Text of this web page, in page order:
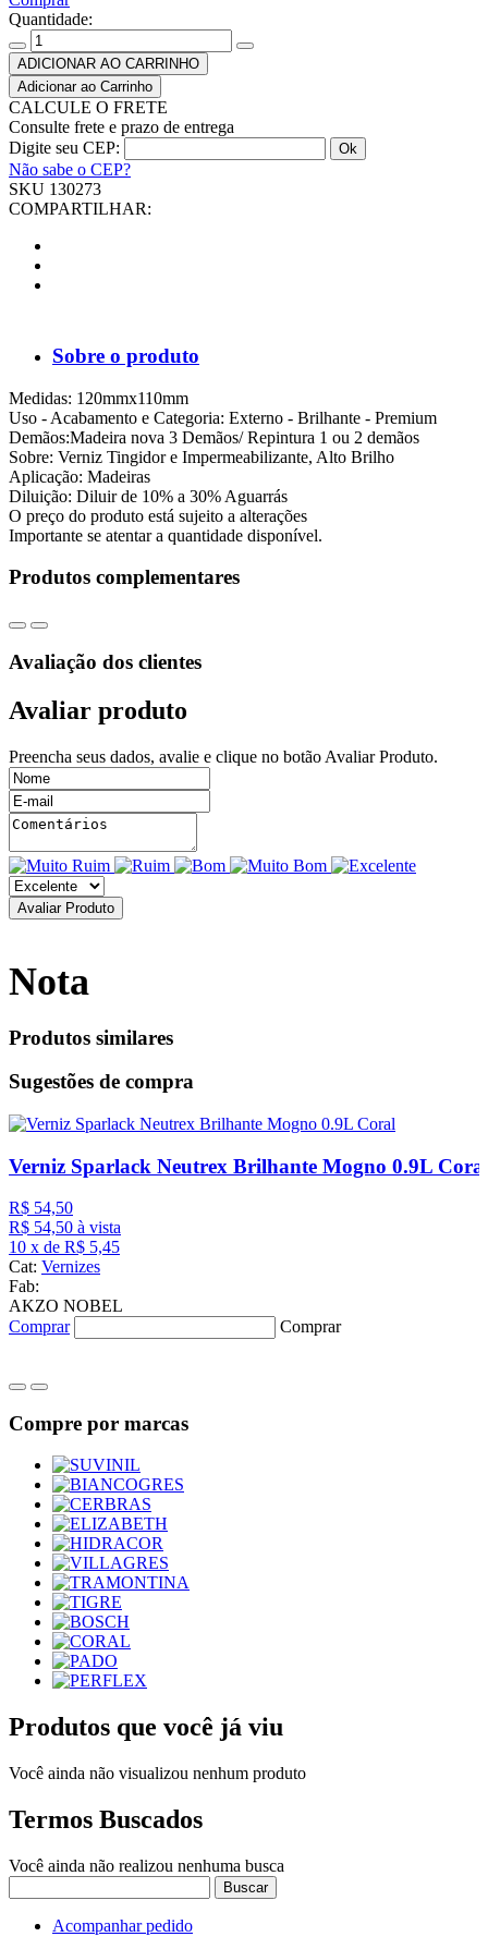
Quantidade:
ADICIONAR AO CARRINHO
CALCULE O FRETE
Consulte frete e prazo de entrega
Digite seu CEP:
Não sabe o CEP?
SKU 130273
COMPARTILHAR:
Sobre o produto
Medidas: 120mmx110mm
Uso - Acabamento e Categoria: Externo - Brilhante - Premium
Demãos:Madeira nova 3 Demãos/ Repintura 1 ou 2 demãos
Sobre: Verniz Tingidor e Impermeabilizante, Alto Brilho
Aplicação: Madeiras
Diluição: Diluir de 10% a 30% Aguarrás
O preço do produto está sujeito a alterações
Importante se atentar a quantidade disponível.
Produtos complementares
Avaliação dos clientes
Avaliar produto
Preencha seus dados, avalie e clique no botão Avaliar Produto.
Avaliar Produto
Nota
Produtos similares
Sugestões de compra
Verniz Sparlack Neutrex Brilhante Mogno 0.9L Coral
R$ 54,50
R$ 54,50 à vista
10 x de R$ 5,45
Cat: Vernizes
Fab:
AKZO NOBEL
Comprar
Comprar
Compre por marcas
Produtos que você já viu
Você ainda não visualizou nenhum produto
Termos Buscados
Você ainda não realizou nenhuma busca
Buscar
Acompanhar pedido